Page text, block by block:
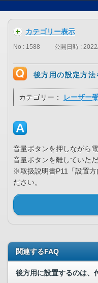
カテゴリー表示
No : 1588 公開日時 :
後方用の設定方
カテゴリー： レーザー
音量ボタンを押しながら
音量ボタンを離していた
※取扱説明書P11「設置方
ださい。
関連するFAQ
後方用に設置するのは、